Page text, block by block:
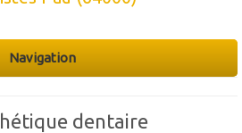
Navigation
dentaire